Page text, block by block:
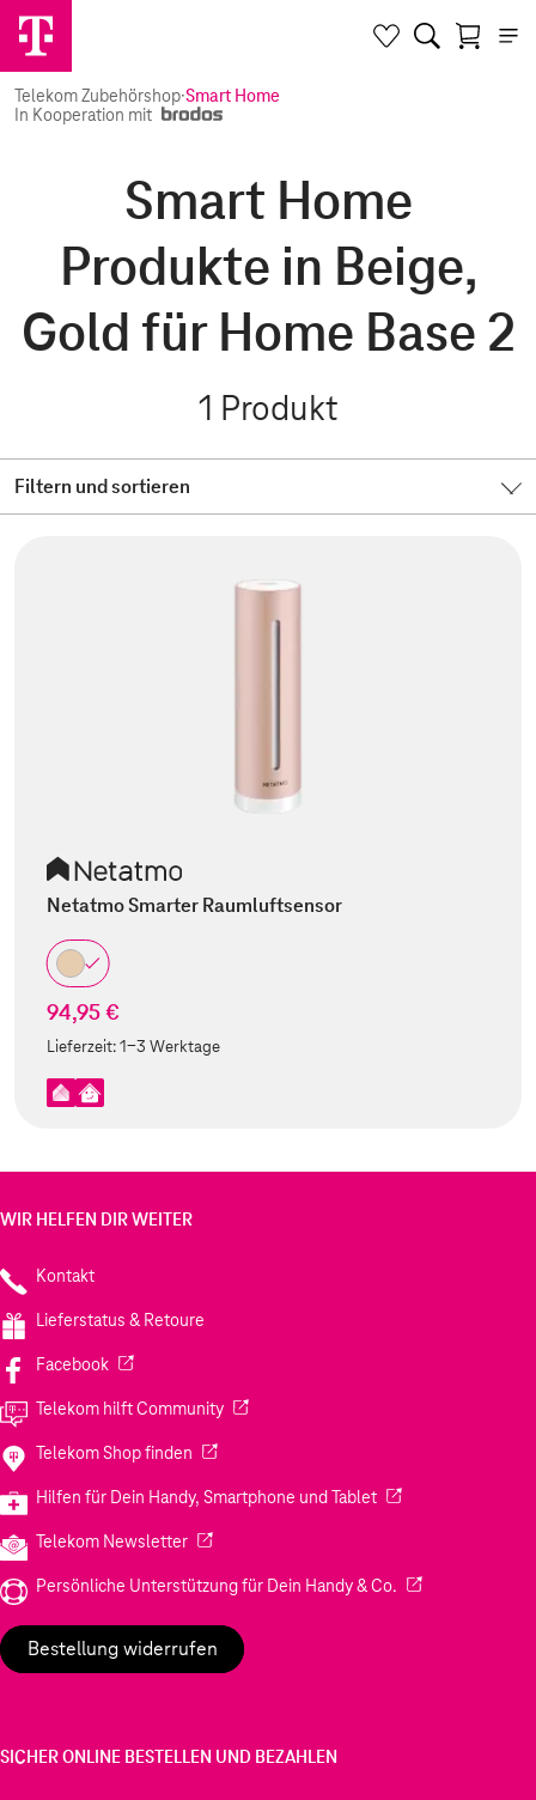
Telekom Zubehörshop·Smart Home
In Kooperation mit
Smart Home
Produkte in Beige,
Gold für Home Base 2
1 Produkt
Filtern und sortieren
Netatmo Smarter Raumluftsensor
94,95 €
Lieferzeit:1-3 Werktage
WIR HELFEN DIR WEITER
Kontakt
Lieferstatus & Retoure
Facebook(Wird in einem neuen Tab geöffnet)
Telekom hilft Community(Wird in einem neuen Tab geöffnet)
Telekom Shop finden (Wird in einem neuen Tab geöffnet)
Hilfen für Dein Handy, Smartphone und Tablet(Wird in einem
Telekom Newsletter(Wird in einem neuen Tab geöffnet)
Persönliche Unterstützung für Dein Handy & Co. (Wird in einem
Bestellung widerrufen
SICHER ONLINE BESTELLEN UND BEZAHLEN